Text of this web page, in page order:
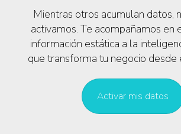
Mientras otros acumulan datos,
activamos. Te acompañamos en
información estática a la
que transforma tu negocio desde
Activar mis datos